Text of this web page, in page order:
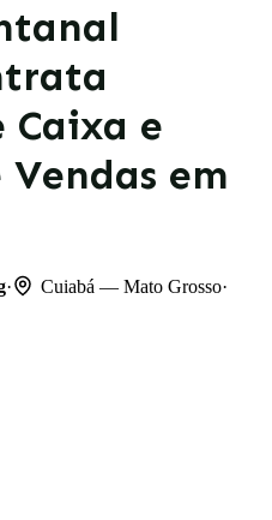
Caixa e
em
· Cuiabá — Mato Grosso·